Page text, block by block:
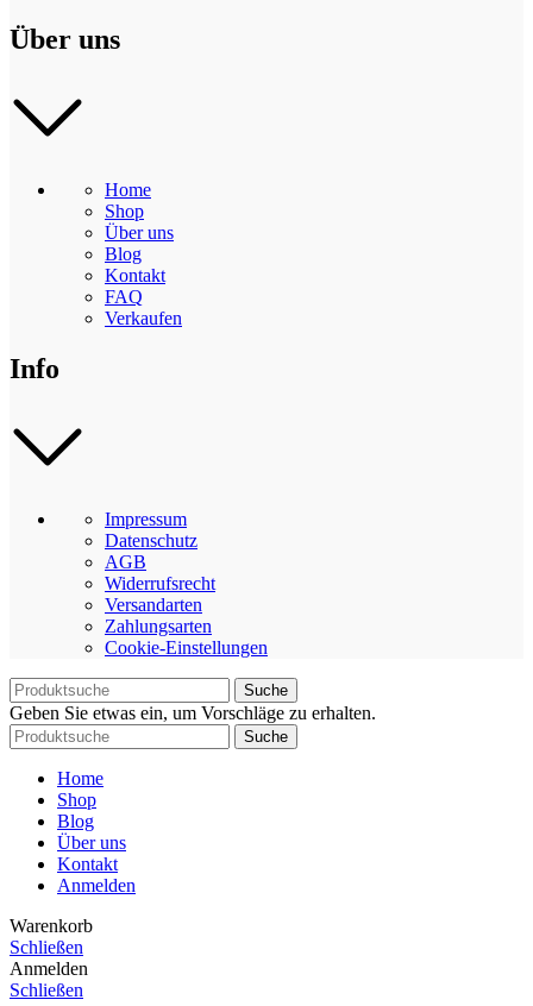
Über uns
Home
Shop
Über uns
Blog
Kontakt
FAQ
Verkaufen
Info
Impressum
Datenschutz
AGB
Widerrufsrecht
Versandarten
Zahlungsarten
Cookie-Einstellungen
Suche
Geben Sie etwas ein, um Vorschläge zu erhalten.
Suche
Home
Shop
Blog
Über uns
Kontakt
Anmelden
Warenkorb
Schließen
Anmelden
Schließen